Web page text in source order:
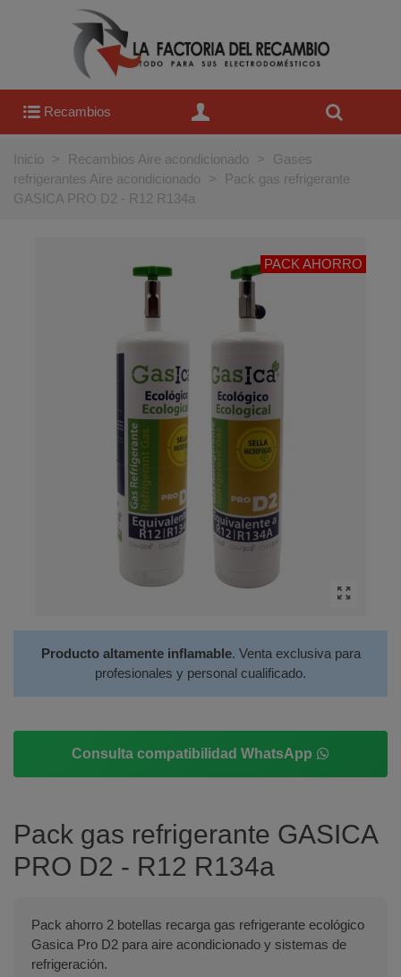
Recambios
Inicio > Recambios Aire acondicionado >
Gases
refrigerantes Aire acondicionado
>
Pack gas refrigerante
GASICA PRO D2 - R12 R134a
PACK AHORRO
Producto altamente inflamable. Venta exclusiva para
profesionales y personal cualificado.
Consulta compatibilidad WhatsApp
Pack gas refrigerante GASICA
PRO D2 - R12 R134a
Pack ahorro 2 botellas recarga gas refrigerante ecológico
Gasica Pro D2 para aire acondicionado y sistemas de
refrigeración.